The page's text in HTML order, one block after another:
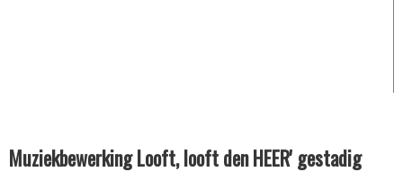
Muziekbewerking Looft, looft den HEER' gestadig